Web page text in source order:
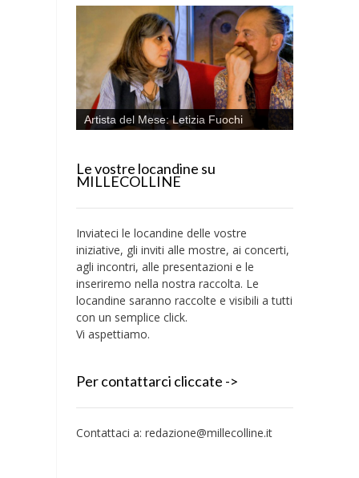
Artista del Mese: Letizia Fuochi
Le vostre locandine su
MILLECOLLINE
Inviateci le locandine delle vostre
iniziative, gli inviti alle mostre, ai concerti,
agli incontri, alle presentazioni e le
inseriremo nella nostra raccolta. Le
locandine saranno raccolte e visibili a tutti
con un semplice click.
Vi aspettiamo.
Per contattarci cliccate ->
Contattaci a: redazione@millecolline.it